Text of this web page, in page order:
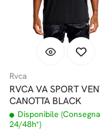
Rvca
RVCA VA SPORT
CANOTTA BLACK
Disponibile (Consegna
24/48h*)